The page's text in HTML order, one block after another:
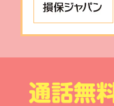
通話無